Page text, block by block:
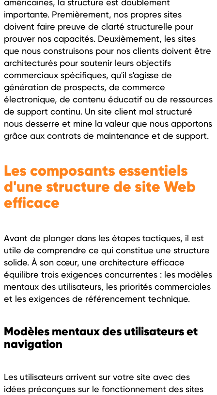
importante. Premièrement, nos propres sites
doivent faire preuve de clarté structurelle pour
prouver nos capacités. Deuxièmement, les sites
que nous construisons pour nos clients doivent être
architecturés pour soutenir leurs objectifs
commerciaux spécifiques, qu'il s'agisse de
génération de prospects, de commerce
électronique, de contenu éducatif ou de ressources
de support continu. Un site client mal structuré
nous desserre et mine la valeur que nous apportons
grâce aux contrats de maintenance et de support.
Les composants essentiels
d'une structure de site Web
efficace
Avant de plonger dans les étapes tactiques, il est
utile de comprendre ce qui constitue une structure
solide. À son cœur, une architecture efficace
équilibre trois exigences concurrentes : les modèles
mentaux des utilisateurs, les priorités commerciales
et les exigences de référencement technique.
Modèles mentaux des utilisateurs et
navigation
Les utilisateurs arrivent sur votre site avec des
idées préconçues sur le fonctionnement des sites